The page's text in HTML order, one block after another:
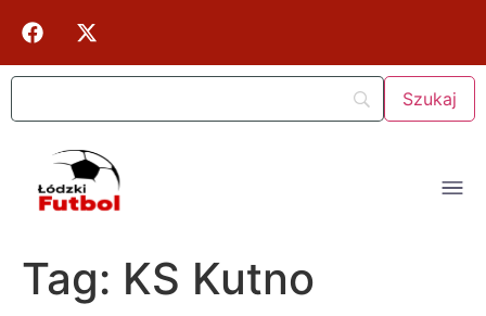
Tag: KS Kutno